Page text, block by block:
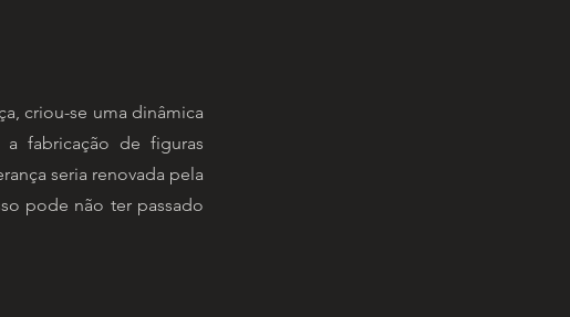
criou-se uma dinâmica
fabricação de figuras
seria renovada pela
pode não ter passado